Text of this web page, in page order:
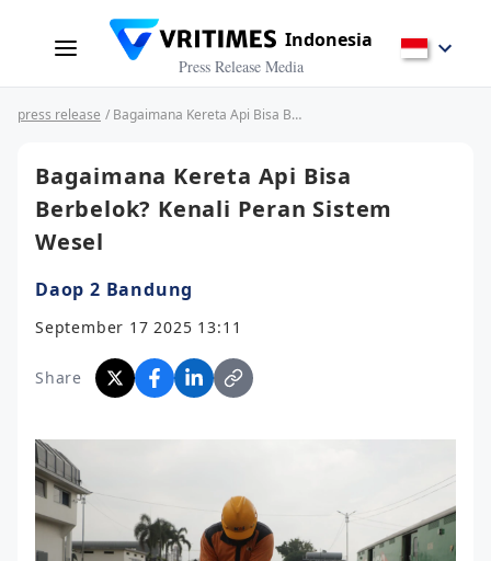
Indonesia
Press Release Media
press release / Bagaimana Kereta Api Bisa Berbelok? Kenali Peran Sistem Wesel
Bagaimana Kereta Api Bisa
Berbelok? Kenali Peran Sistem
Wesel
Daop 2 Bandung
September 17 2025 13:11
Share